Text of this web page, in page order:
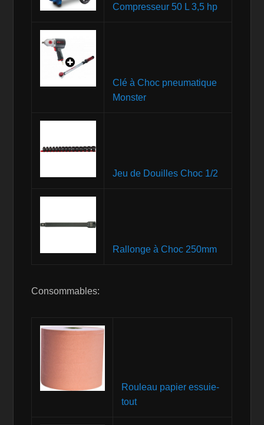
Compresseur 50 L 3,5 hp
Clé à Choc pneumatique
Monster
Jeu de Douilles Choc 1/2
Rallonge à Choc 250mm
Consommables:
Rouleau papier essuie-
tout